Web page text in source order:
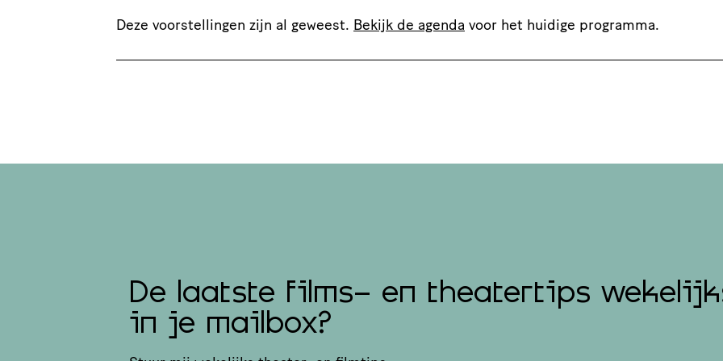
Deze voorstellingen zijn al geweest. Bekijk de agenda voor het huidige programma.
De laatste films- en theatertips
in je mailbox?